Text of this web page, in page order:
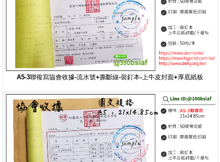
A5-3聯複寫協會收據-流水號+撕斷線-裝釘本-上牛皮封面+厚底紙板